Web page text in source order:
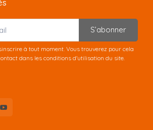
S’abonner
à tout moment. Vous trouverez pour cela
dans les conditions d'utilisation du site.